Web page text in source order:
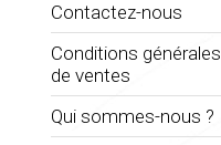
Contactez-nous
Conditions générales
de ventes
Qui sommes-nous ?